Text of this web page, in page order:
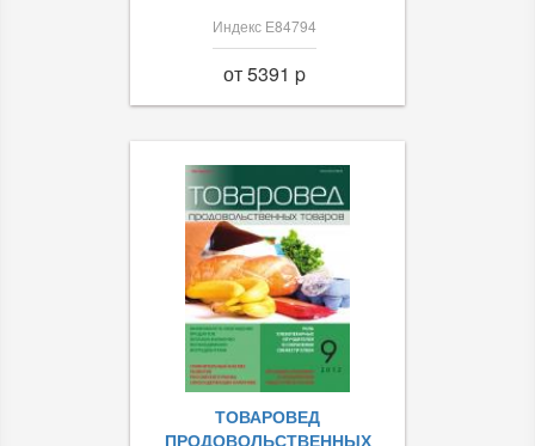
Индекс Е84794
от 5391 p
ТОВАРОВЕД
ПРОДОВОЛЬСТВЕННЫХ